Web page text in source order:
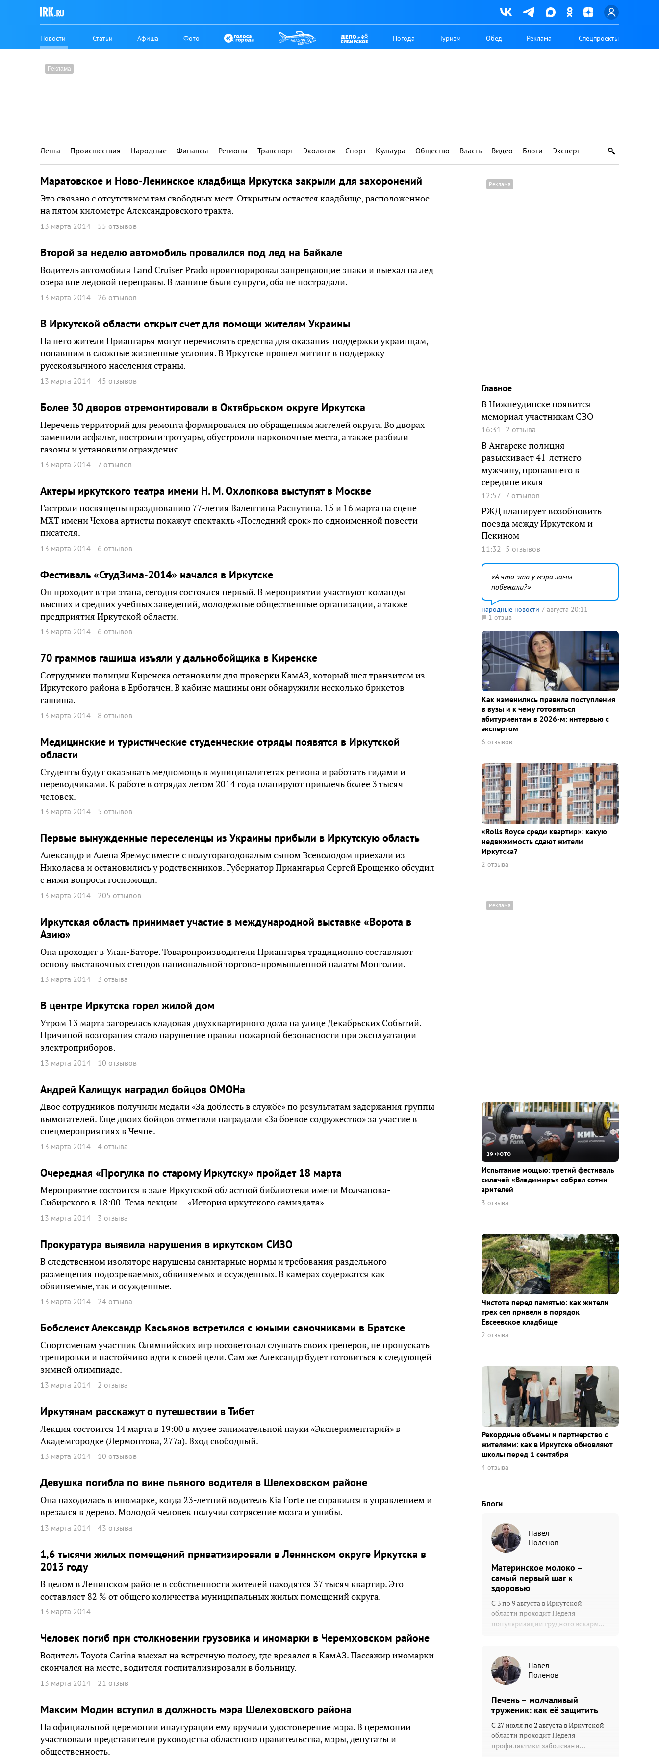
Новости Статьи Афиша Фото Погода Туризм Обед Реклама Спецпроекты
Лента Происшествия Народные Финансы Регионы Транспорт Экология Спорт Культура Общество Власть Видео Блоги Эксперт
Маратовское и Ново-Ленинское кладбища Иркутска закрыли для захоронений
Это связано с отсутствием там свободных мест. Открытым остается кладбище, расположенное
на пятом километре Александровского тракта.
13 марта 2014 55 отзывов
Второй за неделю автомобиль провалился под лед на Байкале
Водитель автомобиля Land Cruiser Prado проигнорировал запрещающие знаки и выехал на лед
озера вне ледовой переправы. В машине были супруги, оба не пострадали.
13 марта 2014 26 отзывов
В Иркутской области открыт счет для помощи жителям Украины
На него жители Приангарья могут перечислять средства для оказания поддержки украинцам,
попавшим в сложные жизненные условия. В Иркутске прошел митинг в поддержку
русскоязычного населения страны.
13 марта 2014 45 отзывов
Более 30 дворов отремонтировали в Октябрьском округе Иркутска
Перечень территорий для ремонта формировался по обращениям жителей округа. Во дворах
заменили асфальт, построили тротуары, обустроили парковочные места, а также разбили
газоны и установили ограждения.
13 марта 2014 7 отзывов
Актеры иркутского театра имени Н. М. Охлопкова выступят в Москве
Гастроли посвящены празднованию 77-летия Валентина Распутина. 15 и 16 марта на сцене
МХТ имени Чехова артисты покажут спектакль «Последний срок» по одноименной повести
писателя.
13 марта 2014 6 отзывов
Фестиваль «СтудЗима-2014» начался в Иркутске
Он проходит в три этапа, сегодня состоялся первый. В мероприятии участвуют команды
высших и средних учебных заведений, молодежные общественные организации, а также
предприятия Иркутской области.
13 марта 2014 6 отзывов
70 граммов гашиша изъяли у дальнобойщика в Киренске
Сотрудники полиции Киренска остановили для проверки КамАЗ, который шел транзитом из
Иркутского района в Ербогачен. В кабине машины они обнаружили несколько брикетов
гашиша.
13 марта 2014 8 отзывов
Медицинские и туристические студенческие отряды появятся в Иркутской
области
Студенты будут оказывать медпомощь в муниципалитетах региона и работать гидами и
переводчиками. К работе в отрядах летом 2014 года планируют привлечь более 3 тысяч
человек.
13 марта 2014 5 отзывов
Первые вынужденные переселенцы из Украины прибыли в Иркутскую область
Александр и Алена Яремус вместе с полуторагодовалым сыном Всеволодом приехали из
Николаева и остановились у родственников. Губернатор Приангарья Сергей Ерощенко обсудил
с ними вопросы госпомощи.
13 марта 2014 205 отзывов
Иркутская область принимает участие в международной выставке «Ворота в
Азию»
Она проходит в Улан-Баторе. Товаропроизводители Приангарья традиционно составляют
основу выставочных стендов национальной торгово-промышленной палаты Монголии.
13 марта 2014 3 отзыва
В центре Иркутска горел жилой дом
Утром 13 марта загорелась кладовая двухквартирного дома на улице Декабрьских Событий.
Причиной возгорания стало нарушение правил пожарной безопасности при эксплуатации
электроприборов.
13 марта 2014 10 отзывов
Андрей Калищук наградил бойцов ОМОНа
Двое сотрудников получили медали «За доблесть в службе» по результатам задержания группы
вымогателей. Еще двоих бойцов отметили наградами «За боевое содружество» за участие в
спецмероприятиях в Чечне.
13 марта 2014 4 отзыва
Очередная «Прогулка по старому Иркутску» пройдет 18 марта
Мероприятие состоится в зале Иркутской областной библиотеки имени Молчанова-
Сибирского в 18:00. Тема лекции — «История иркутского самиздата».
13 марта 2014 3 отзыва
Прокуратура выявила нарушения в иркутском СИЗО
В следственном изоляторе нарушены санитарные нормы и требования раздельного
размещения подозреваемых, обвиняемых и осужденных. В камерах содержатся как
обвиняемые, так и осужденные.
13 марта 2014 24 отзыва
Бобслеист Александр Касьянов встретился с юными саночниками в Братске
Спортсменам участник Олимпийских игр посоветовал слушать своих тренеров, не пропускать
тренировки и настойчиво идти к своей цели. Сам же Александр будет готовиться к следующей
зимней олимпиаде.
13 марта 2014 2 отзыва
Иркутянам расскажут о путешествии в Тибет
Лекция состоится 14 марта в 19:00 в музее занимательной науки «Экспериментарий» в
Академгородке (Лермонтова, 277а). Вход свободный.
13 марта 2014 10 отзывов
Девушка погибла по вине пьяного водителя в Шелеховском районе
Она находилась в иномарке, когда 23-летний водитель Kia Forte не справился в управлением и
врезался в дерево. Молодой человек получил сотрясение мозга и ушибы.
13 марта 2014 43 отзыва
1,6 тысячи жилых помещений приватизировали в Ленинском округе Иркутска в
2013 году
В целом в Ленинском районе в собственности жителей находятся 37 тысяч квартир. Это
составляет 82 % от общего количества муниципальных жилых помещений округа.
13 марта 2014
Человек погиб при столкновении грузовика и иномарки в Черемховском районе
Водитель Toyota Carina выехал на встречную полосу, где врезался в КамАЗ. Пассажир иномарки
скончался на месте, водителя госпитализировали в больницу.
13 марта 2014 21 отзыв
Максим Модин вступил в должность мэра Шелеховского района
На официальной церемонии инаугурации ему вручили удостоверение мэра. В церемонии
участвовали представители руководства областного правительства, мэры, депутаты и
общественность.
Главное
В Нижнеудинске появится
мемориал участникам СВО
16:31 2 отзыва
В Ангарске полиция
разыскивает 41-летнего
мужчину, пропавшего в
середине июля
12:57 7 отзывов
РЖД планирует возобновить
поезда между Иркутском и
Пекином
11:32 5 отзывов
А что это у мэра замы
побежали?
народные новости 7 августа 20:11
1 отзыв
Как изменились правила поступления
в вузы и к чему готовиться
абитуриентам в 2026-м: интервью с
экспертом
6 отзывов
«Rolls Royce среди квaртир»: какую
недвижимость сдают жители
Иркутска?
2 отзыва
29 ФОТО
Испытание мощью: третий фестиваль
силачей «Владимиръ» собрал сотни
зрителей
3 отзыва
Чистота перед памятью: как жители
трех сел привели в порядок
Евсеевское кладбище
2 отзыва
Рекордные объемы и партнерство с
жителями: как в Иркутске обновляют
школы перед 1 сентября
4 отзыва
Блоги
Павел
Поленов
Материнское молоко –
самый первый шаг к
здоровью
С 3 по 9 августа в Иркутской
области проходит Неделя
популяризации грудного вскарм...
Павел
Поленов
Печень – молчаливый
труженик: как её защитить
С 27 июля по 2 августа в Иркутской
области проходит Неделя
профилактики заболевани...